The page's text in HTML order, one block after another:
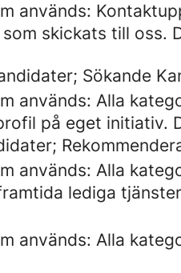
används:
skickats till
Sökande
används: Alla
på eget initiativ.
används: Alla
lediga
används: Alla